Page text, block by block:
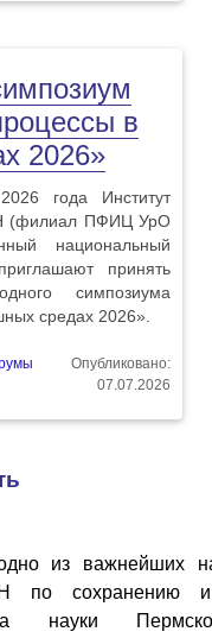
в
2026»
года Институт
(филиал ПФИЦ УрО
национальный
принять
симпозиума
средах 2026».
Опубликовано:
07.07.2026
из важнейших
по сохранению и
науки